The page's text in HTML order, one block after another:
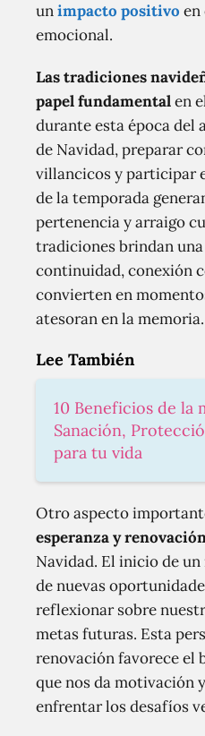
unimpacto positivo en
emocional.
Las tradiciones
papel fundamentalen
durante esta época del
de Navidad, preparar
villancicos y participar
de la temporada
pertenencia y arraigo
tradiciones brindan
continuidad, conexión
convierten en
atesoran en la memoria.
Lee También
10 Beneficios de la
Sanación,
para tu vida
Otro aspecto
esperanza y
Navidad. El inicio de
de nuevas
reflexionar sobre
metas futuras. Esta
renovación favorece el
que nos da motivación
enfrentar los desafíos